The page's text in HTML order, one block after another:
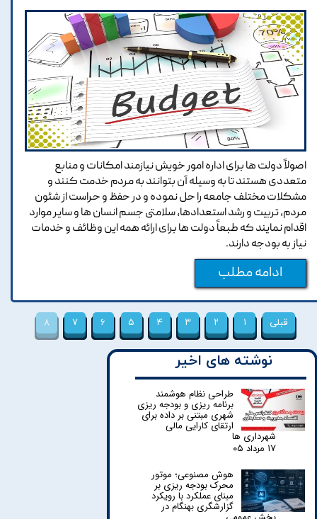
اصولاً دولت ها برای اداره امور خویش نیازمند امکانات و منابع
متعددی هستند تا به وسیله آن بتوانند به مردم خدمت کنند و
مشکلات مختلف جامعه را حل نموده و در حفظ و حراست از شئون
مردم، تربیت و رشد استعدادها، سلامتی جسم انسان ها و سایر موارد
اقدام نمایند که طبعاً دولت ها برای ارائه همه این وظائف و خدمات
نیاز به بودجه دارند.
ادامه مطلب
قبلی ۱ ۲ ۳ ۴ ۵ ۶ ۷ ۸
نوشته های اخیر
طراحی نظام هوشمند
برنامه ریزی و بودجه ریزی
شهری مبتنی بر داده برای
ارتقای کارایی مالی
شهرداری ها
۱۷ مرداد ۰۵
هوش مصنوعی؛ موتور
محرک بودجه ریزی بر
مبنای عملکرد با رویکرد
گزارشگری بهنگام در